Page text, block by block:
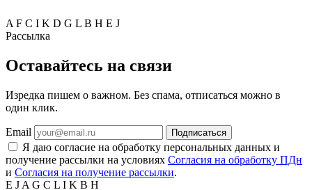
A F C I K D G L B H E J
Рассылка
Оставайтесь на связи
Изредка пишем о важном. Без спама, отписаться можно в
один клик.
Email Подписаться
Я даю согласие на обработку персональных данных и
получение рассылки на условиях Согласия на обработку ПДн
и Согласия на получение рассылки.
E J A G C L I K B H